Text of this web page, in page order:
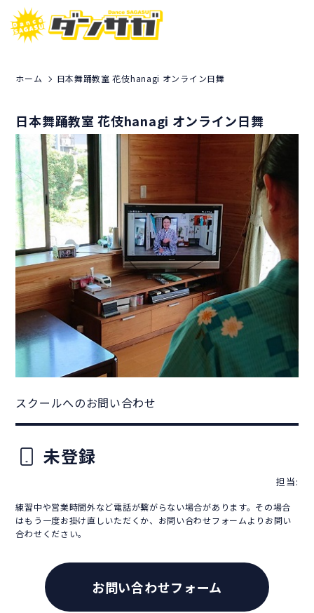
ホーム 日本舞踊教室 花伎hanagi オンライン日舞
日本舞踊教室 花伎hanagi オンライン日舞
スクールへのお問い合わせ
未登録
担当:
練習中や営業時間外など電話が繋がらない場合があります。その場合
はもう一度お掛け直しいただくか、お問い合わせフォームよりお問い
合わせください。
お問い合わせフォーム